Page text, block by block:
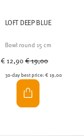
LOFT DEEP BLUE
Bowl round 15 cm
€ 12,90Price reduced from
€ 19,00
30-day best price:€ 19,00